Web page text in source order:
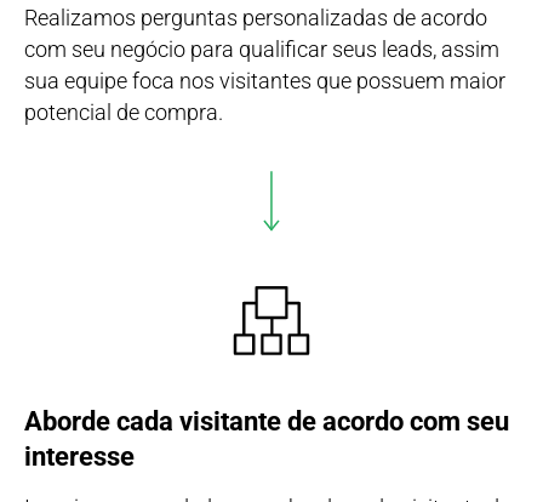
Realizamos perguntas personalizadas de acordo
com seu negócio para qualificar seus leads, assim
sua equipe foca nos visitantes que possuem maior
potencial de compra.
Aborde cada visitante de acordo com seu
interesse